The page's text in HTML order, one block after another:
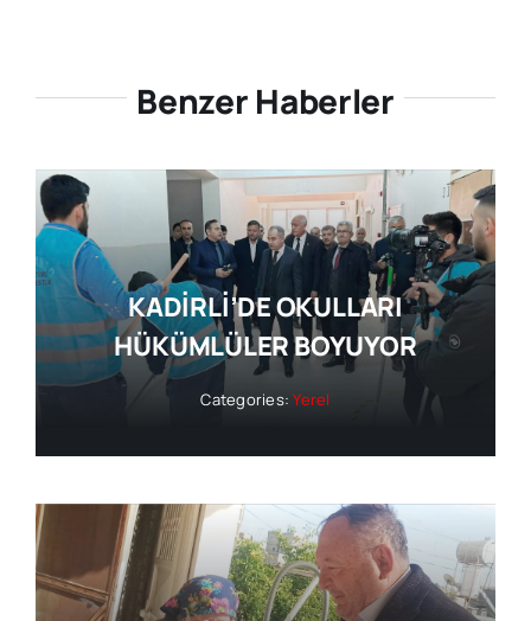
Benzer Haberler
KADİRLİ’DE OKULLARI
HÜKÜMLÜLER BOYUYOR
Categories:Yerel